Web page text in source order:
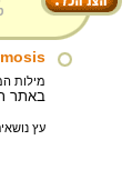
מילות
באתר
עץ